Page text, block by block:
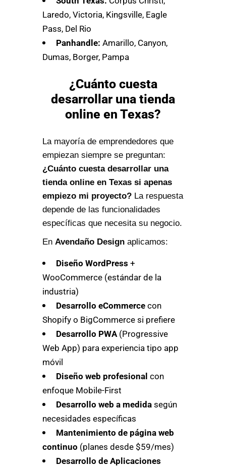
Laredo, Victoria, Kingsville, Eagle
Pass, Del Rio
Panhandle: Amarillo, Canyon,
Dumas, Borger, Pampa
¿Cuánto cuesta
desarrollar una tienda
online en Texas?
La mayoría de emprendedores que
empiezan siempre se preguntan:
¿Cuánto cuesta desarrollar una
tienda online en Texas si apenas
empiezo mi proyecto? La respuesta
depende de las funcionalidades
específicas que necesita su negocio.
En Avendaño Design aplicamos:
Diseño WordPress +
WooCommerce (estándar de la
industria)
Desarrollo eCommerce con
Shopify o BigCommerce si prefiere
Desarrollo PWA (Progressive
Web App) para experiencia tipo app
móvil
Diseño web profesional con
enfoque Mobile-First
Desarrollo web a medida según
necesidades específicas
Mantenimiento de página web
continuo (planes desde $59/mes)
Desarrollo de Aplicaciones